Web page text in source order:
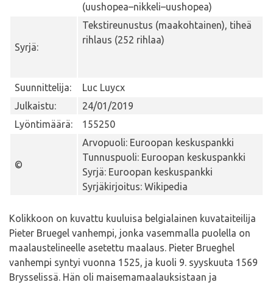
(uushopea–nikkeli–uushopea)
Syrjä:
Tekstireunustus (maakohtainen), tiheä
rihlaus (252 rihlaa)
Suunnittelija:
Luc Luycx
Julkaistu:
24/01/2019
Lyöntimäärä:
155250
©
Arvopuoli: Euroopan keskuspankki
Tunnuspuoli: Euroopan keskuspankki
Syrjä: Euroopan keskuspankki
Syrjäkirjoitus: Wikipedia
Kolikkoon on kuvattu kuuluisa belgialainen kuvataiteilija
Pieter Bruegel vanhempi, jonka vasemmalla puolella on
maalaustelineelle asetettu maalaus. Pieter Brueghel
vanhempi syntyi vuonna 1525, ja kuoli 9. syyskuuta 1569
Brysselissä. Hän oli maisemamaalauksistaan ja